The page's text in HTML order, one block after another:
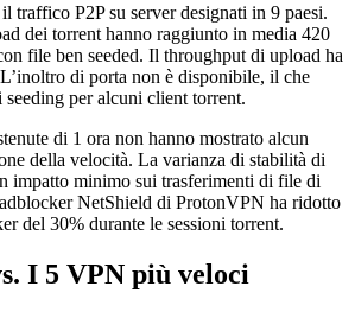
traffico P2P su server designati in 9 paesi.
dei torrent hanno raggiunto in media 420
file ben seeded. Il throughput di upload ha
di porta non è disponibile, il che
per alcuni client torrent.
di 1 ora non hanno mostrato alcun
della velocità. La varianza di stabilità di
impatto minimo sui trasferimenti di file di
NetShield di ProtonVPN ha ridotto
del 30% durante le sessioni torrent.
I 5 VPN più veloci